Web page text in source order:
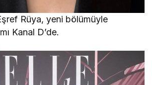
Rüya, yeni bölümüyle
Kanal D’de.